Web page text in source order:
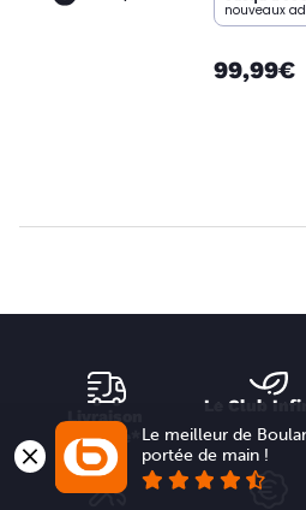
nouveaux
99,99€
Livraison
offerte*
Le Club
Le meilleur de
portée de main !